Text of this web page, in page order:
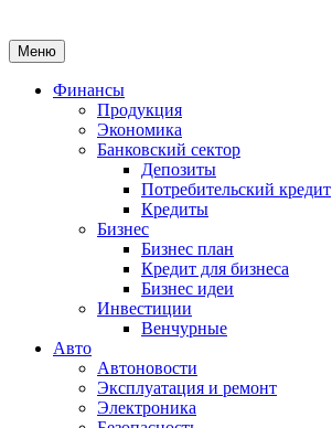
Меню
Финансы
Продукция
Экономика
Банковский сектор
Депозиты
Потребительский кредит
Кредиты
Бизнес
Бизнес план
Кредит для бизнеса
Бизнес идеи
Инвестиции
Венчурные
Авто
Автоновости
Эксплуатация и ремонт
Электроника